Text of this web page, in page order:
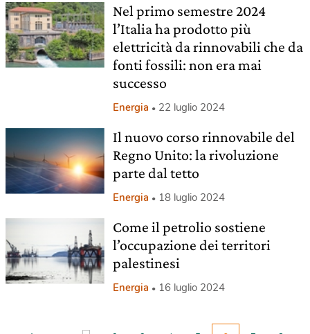
Nel primo semestre 2024
l’Italia ha prodotto più
elettricità da rinnovabili che da
fonti fossili: non era mai
successo
Energia 22 luglio 2024
Il nuovo corso rinnovabile del
Regno Unito: la rivoluzione
parte dal tetto
Energia 18 luglio 2024
Come il petrolio sostiene
l’occupazione dei territori
palestinesi
Energia 16 luglio 2024